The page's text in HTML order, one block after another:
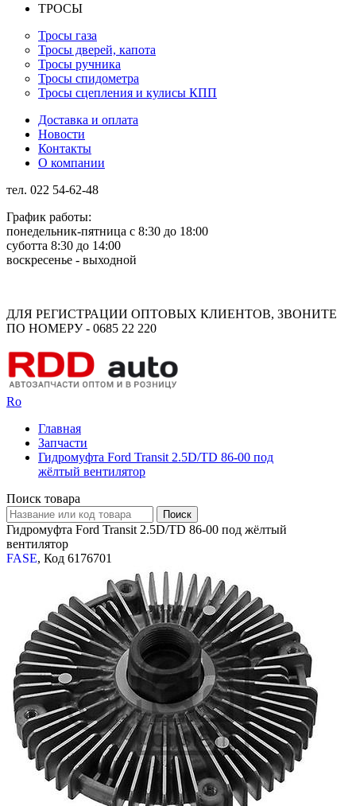
ТРОСЫ
Тросы газа
Тросы дверей, капота
Тросы ручника
Тросы спидометра
Тросы сцепления и кулисы КПП
Доставка и оплата
Новости
Контакты
О компании
тел. 022 54-62-48
График работы:
понедельник-пятница с 8:30 до 18:00
суботта 8:30 до 14:00
воскресенье - выходной
ДЛЯ РЕГИСТРАЦИИ ОПТОВЫХ КЛИЕНТОВ, ЗВОНИТЕ
ПО НОМЕРУ - 0685 22 220
Ro
Главная
Запчасти
Гидромуфта Ford Transit 2.5D/TD 86-00 под
жёлтый вентилятор
Поиск товара
Гидромуфта Ford Transit 2.5D/TD 86-00 под жёлтый
вентилятор
FASE, Код 6176701